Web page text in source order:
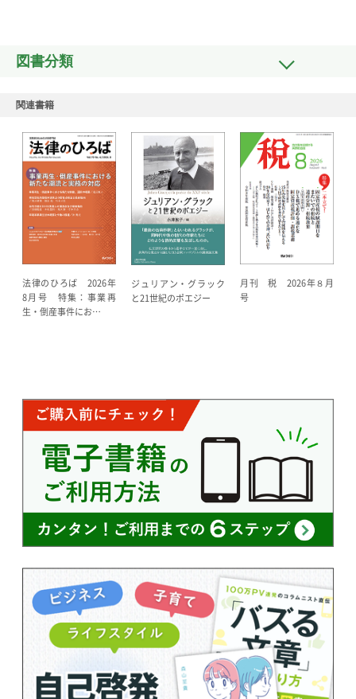
図書分類
関連書籍
法律のひろば 2026年
8月号 特集：事業再
生・倒産事件にお…
ジュリアン・グラック
と21世紀のポエジー
月刊 税 2026年８月
号